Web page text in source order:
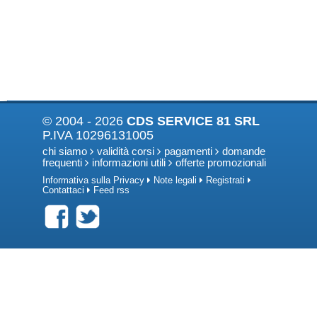
© 2004 - 2026 CDS SERVICE 81 SRL
P.IVA 10296131005
chi siamo validità corsi pagamenti
domande
frequenti
informazioni utili offerte promozionali
Informativa sulla Privacy Note legali
Registrati
Contattaci
Feed rss